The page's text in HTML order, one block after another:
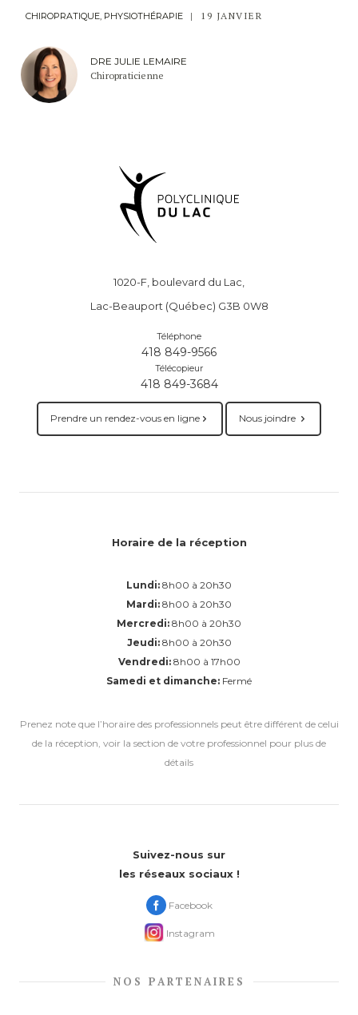
CHIROPRATIQUE, PHYSIOTHÉRAPIE 19 JANVIER
DRE JULIE LEMAIRE
Chiropraticienne
1020-F, boulevard du Lac,
Lac-Beauport (Québec) G3B 0W8
Téléphone
418 849-9566
Télécopieur
418 849-3684
Prendre un rendez-vous en ligne Nous joindre
Horaire de la réception
Lundi: 8h00 à 20h30
Mardi: 8h00 à 20h30
Mercredi: 8h00 à 20h30
Jeudi: 8h00 à 20h30
Vendredi: 8h00 à 17h00
Samedi et dimanche: Fermé
Prenez note que l’horaire des professionnels peut être différent de celui
de la réception, voir la section de votre professionnel pour plus de
détails
Suivez-nous sur
les réseaux sociaux !
Facebook
Instagram
NOS PARTENAIRES